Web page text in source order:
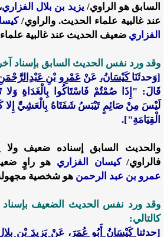
السابق هو الراوي/ يزيد بن بلال الفزاري
عند غالبية علماء الحديث. والراوي/
الفزاري ضعيف الحديث عند غالبية
وقد ورد نفس الحديث السابق بإسناد
[وَحدثَنَا كَيْسَانُ، عَنْعَمْرِو بْنِ
قَالَ: "إِذَا صُمْتُمْ فَاسْتَاكُوا بِالْغَدَاةِ وَلا
لَيْسَ مِنْ صَائِمٍ تَيْبَسُ شَفَتَاهُ بِالْعَشِيِّ إِلا
الْقِيَامَةِ"].
والحديث السابق إسناده ضعيف ولا
فالراوي/كيسان الفزاري هو راوٍ
عمرو بن عبد الرحمن هو شخصية
وقد ورد نفس الحديث الضعيف
كالتالي:
[حدثنا كَيْسَانُ أَبُو عُمَرَ، عَنْ يَزِيدَ بْنِ